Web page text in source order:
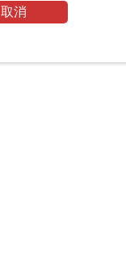
取消